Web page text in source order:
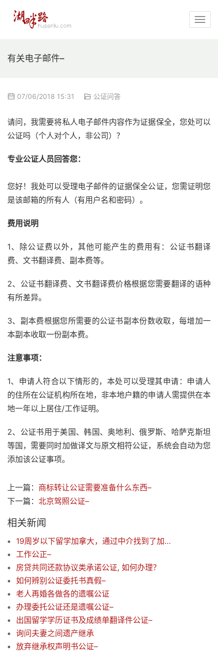
有关电子邮件–
07/06/2018 15:31 公证问答
请问，我需要将私人电子邮件内容作为证据保全，您处可以
公证吗（个人对个人，非公司）？
专业公证人员回答您：
您好！我处可以受理电子邮件的证据保全公证，您需证明您
是该邮箱的所有人（有用户名和密码）。
费用说明
1、除公证费以外，其他可能产生的费用有：公证书翻译
费、文书翻译费、副本费等。
2、公证书翻译费、文书翻译费价格根据您需要翻译的语种
有所差异。
3、副本费根据您所需要的公证书副本份数收取，每增加一
本副本收取一份副本费。
注意事项：
1、申请人符合以下情形的，本处可以受理其申请：申请人
的住所在公证机构所在地，非本地户籍的申请人需提供在本
地一年以上居住/工作证明。
2、公证书用于美国、韩国、奥地利、俄罗斯、哈萨克斯坦
等国，需要同时加做译文与原文相符公证，系统会自动为您
添加该公证事项。
上一篇： 商标转让公证需要准备什么东西–
下一篇： 北京驾照公证–
相关新闻
19周岁以下留学加拿大，通过中介找到了加拿大监护人。北京的监护人声明公证如何办理
工作公正–
房贷共同还款协议类承诺公证, 如何办理？
如何辨别公证委托书真假–
老人再婚各做各的遗嘱公证
办理委托公证还是遗嘱公证–
出国留学学历证书及成绩单翻译件公证–
询问夫妻之间遗产继承
放弃继承权声明书公证–